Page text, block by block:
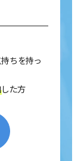
ちを持っ
した方